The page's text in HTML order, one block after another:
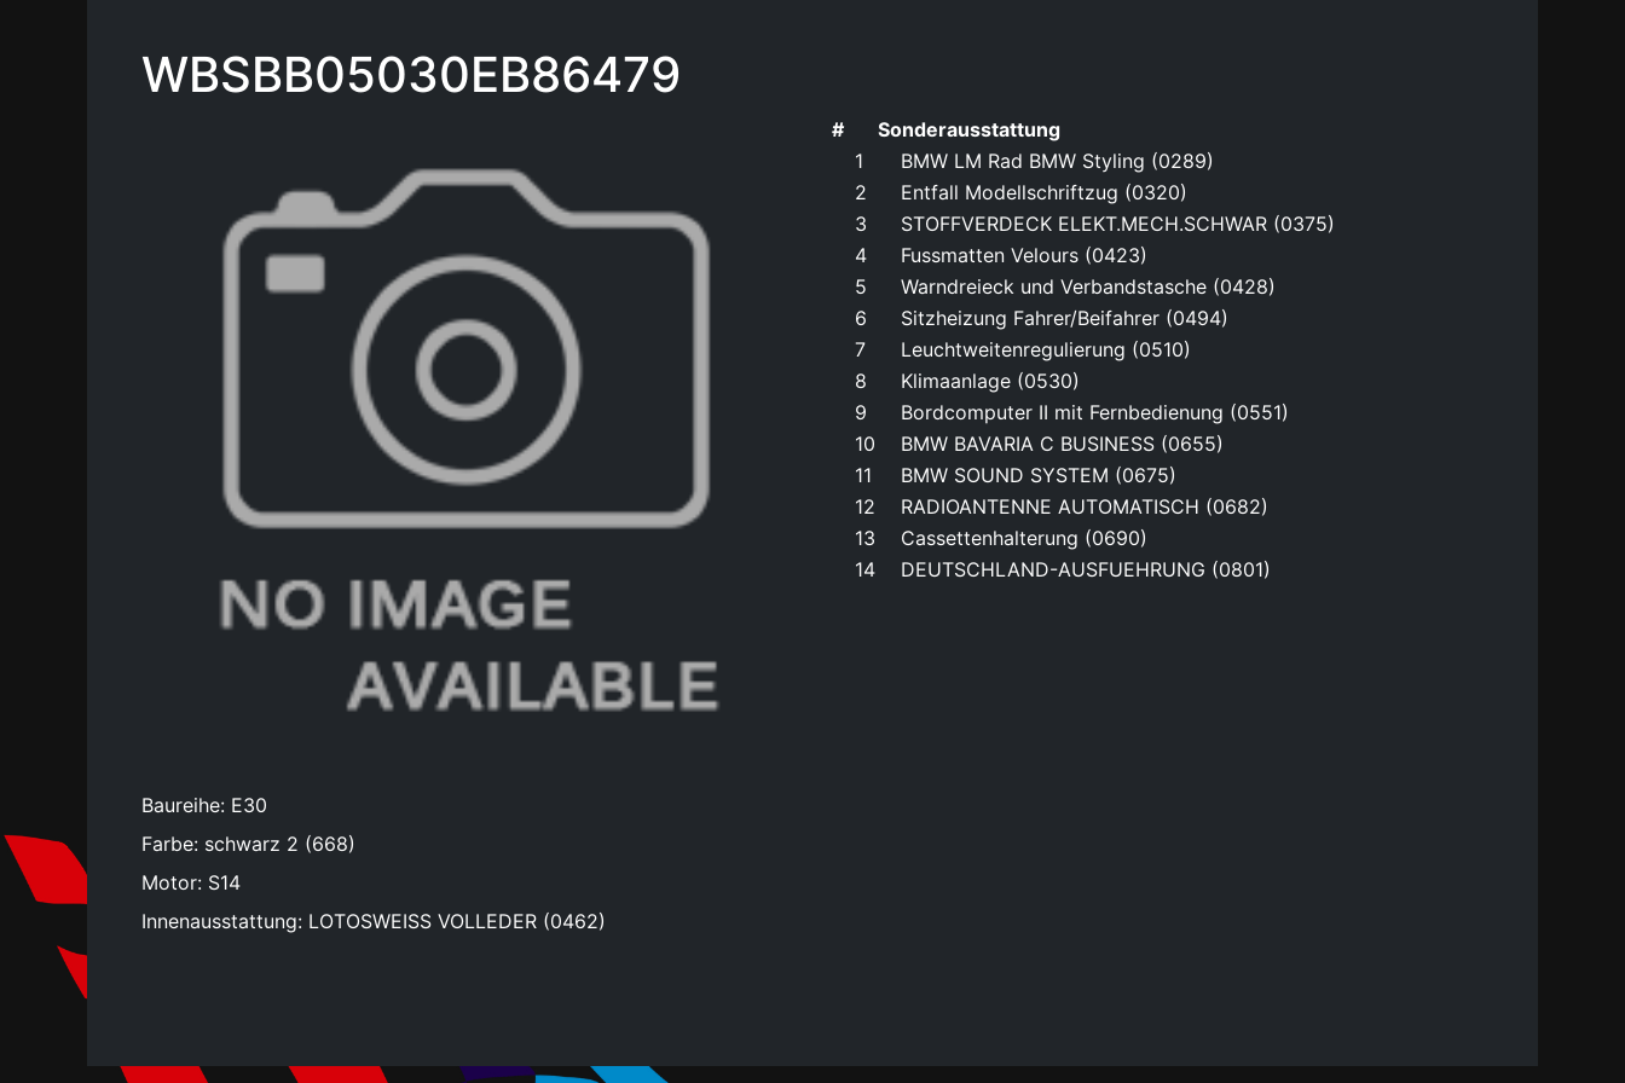
WBSBB05030EB86479
Baureihe: E30
Farbe: schwarz 2 (668)
Motor: S14
Innenausstattung: LOTOSWEISS VOLLEDER (0462)
#
Sonderausstattung
1
BMW LM Rad BMW Styling (0289)
2
Entfall Modellschriftzug (0320)
3
STOFFVERDECK ELEKT.MECH.SCHWAR (0375)
4
Fussmatten Velours (0423)
5
Warndreieck und Verbandstasche (0428)
6
Sitzheizung Fahrer/Beifahrer (0494)
7
Leuchtweitenregulierung (0510)
8
Klimaanlage (0530)
9
Bordcomputer II mit Fernbedienung (0551)
10
BMW BAVARIA C BUSINESS (0655)
11
BMW SOUND SYSTEM (0675)
12
RADIOANTENNE AUTOMATISCH (0682)
13
Cassettenhalterung (0690)
14
DEUTSCHLAND-AUSFUEHRUNG (0801)